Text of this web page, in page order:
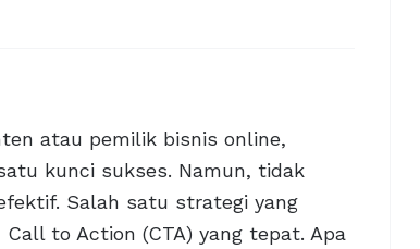
atau pemilik bisnis online,
kunci sukses. Namun, tidak
Salah satu strategi yang
to Action (CTA) yang tepat. Apa